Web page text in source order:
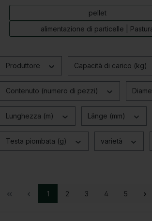
pellet
alimentazione di particelle |
Produttore Capacità di carico (kg)
Contenuto (numero di pezzi)
Lunghezza (m) Länge (mm)
Testa piombata (g) varietà
1 2 3 4 5